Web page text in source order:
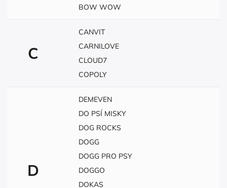
BOW WOW
C
CANVIT
CARNILOVE
CLOUD7
COPOLY
D
DEMEVEN
DO PSÍ MISKY
DOG ROCKS
DOGG
DOGG PRO PSY
DOGGO
DOKAS